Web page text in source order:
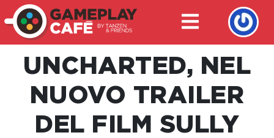
UNCHARTED, NEL
NUOVO TRAILER
DEL FILM SULLY